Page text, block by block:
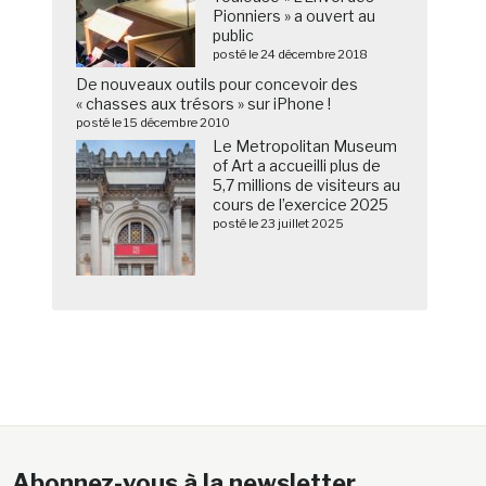
Pionniers » a ouvert au
public
posté le 24 décembre 2018
De nouveaux outils pour concevoir des
« chasses aux trésors » sur iPhone !
posté le 15 décembre 2010
Le Metropolitan Museum
of Art a accueilli plus de
5,7 millions de visiteurs au
cours de l’exercice 2025
posté le 23 juillet 2025